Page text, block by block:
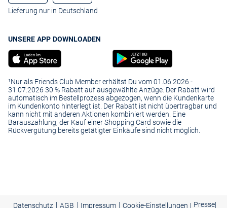
Lieferung nur in Deutschland
UNSERE APP DOWNLOADEN
¹Nur als Friends Club Member erhältst Du vom 01.06.2026 -
31.07.2026 30 % Rabatt auf ausgewählte Anzüge. Der Rabatt wird
automatisch im Bestellprozess abgezogen, wenn die Kundenkarte
im Kundenkonto hinterlegt ist. Der Rabatt ist nicht übertragbar und
kann nicht mit anderen Aktionen kombiniert werden. Eine
Barauszahlung, der Kauf einer Shopping Card sowie die
Rückvergütung bereits getätigter Einkäufe sind nicht möglich.
Datenschutz | AGB | Impressum | Cookie-Einstellungen | Presse|